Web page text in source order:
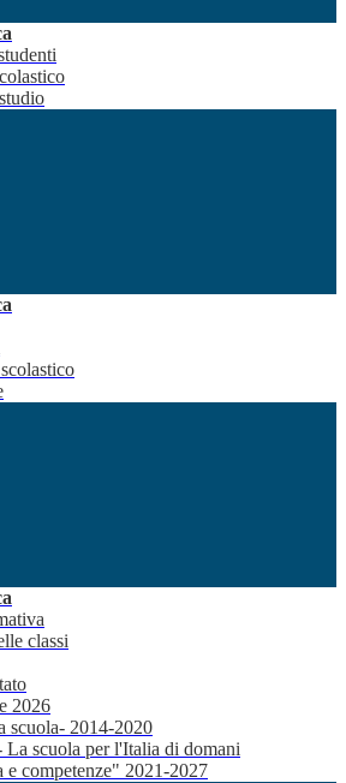
classi
2026
scuola- 2014-2020
scuola per l'Italia di domani
e competenze" 2021-2027